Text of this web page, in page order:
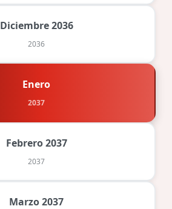
Diciembre 2036
2036
Enero
2037
Febrero 2037
2037
Marzo 2037